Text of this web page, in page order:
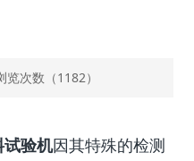
览次数（1182）
试验机因其特殊的检测